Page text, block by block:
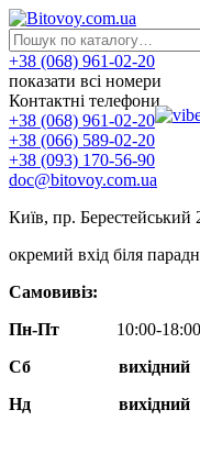
+38 (068) 961-02-20
показати всі номери
Контактні телефони
+38 (068) 961-02-20
+38 (066) 589-02-20
+38 (093) 170-56-90
doc@bitovoy.com.ua
Київ, пр. Берестейський
окремий вхід біля
Самовивіз:
Пн-Пт
10:00-18:00
Сб
вихідний
Нд
вихідний